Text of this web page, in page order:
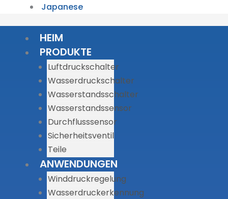
Japanese
HEIM
PRODUKTE
Luftdruckschalter
Wasserdruckschalter
Wasserstandsschalter
Wasserstandssensor
Durchflusssensor
Sicherheitsventil
Teile
ANWENDUNGEN
Winddruckregelung
Wasserdruckerkennung